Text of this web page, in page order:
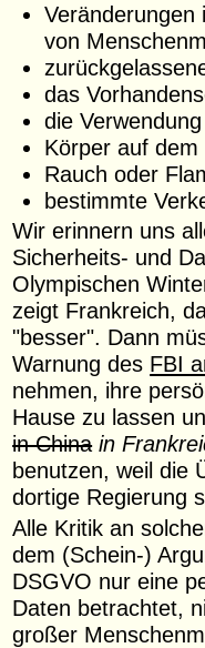
Veränderungen
von
das
die
Körper auf dem
Rauch oder
bestimmte
Wir erinnern uns
Sicherheits- und
Olympischen
zeigt Frankreich,
"besser". Dann
Warnung des FBI
nehmen, ihre
Hause zu lassen
in China in
benutzen, weil die
dortige Regierung
Alle Kritik an
dem (Schein-)
DSGVO nur eine
Daten betrachtet,
großer